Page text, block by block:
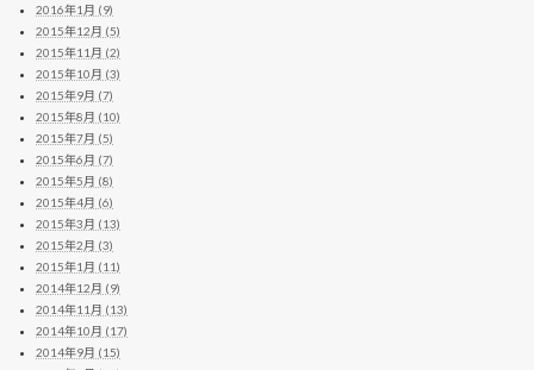
2016年1月 (9)
2015年12月 (5)
2015年11月 (2)
2015年10月 (3)
2015年9月 (7)
2015年8月 (10)
2015年7月 (5)
2015年6月 (7)
2015年5月 (8)
2015年4月 (6)
2015年3月 (13)
2015年2月 (3)
2015年1月 (11)
2014年12月 (9)
2014年11月 (13)
2014年10月 (17)
2014年9月 (15)